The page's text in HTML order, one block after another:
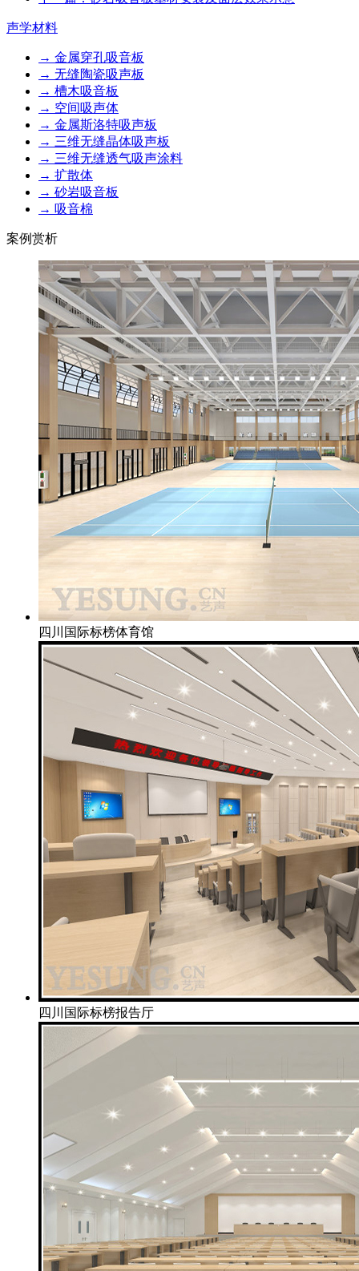
声学材料
→ 金属穿孔吸音板
→ 无缝陶瓷吸声板
→ 槽木吸音板
→ 空间吸声体
→ 金属斯洛特吸声板
→ 三维无缝晶体吸声板
→ 三维无缝透气吸声涂料
→ 扩散体
→ 砂岩吸音板
→ 吸音棉
案例赏析
四川国际标榜体育馆
四川国际标榜报告厅